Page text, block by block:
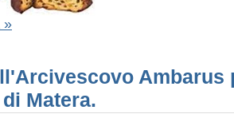
»
Ambarus
Matera.